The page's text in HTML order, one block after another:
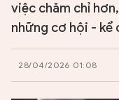
TRUYỆN
DIỄN ĐÀN
CHUYÊN TRANG
việc chăm chỉ
những cơ hội - kể
28/04/2026 01:08